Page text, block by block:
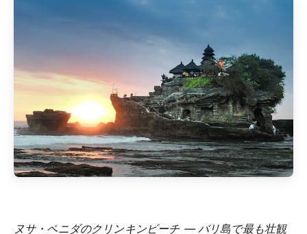
ヌサ・ペニダのクリンキンビーチ — バリ島で最も壮観